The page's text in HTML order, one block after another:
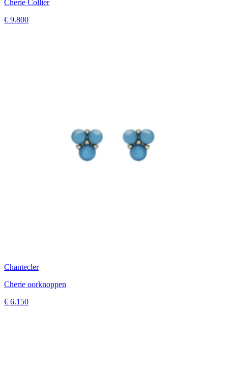
Cherie Collier
€ 9.800
Chantecler
Cherie oorknoppen
€ 6.150